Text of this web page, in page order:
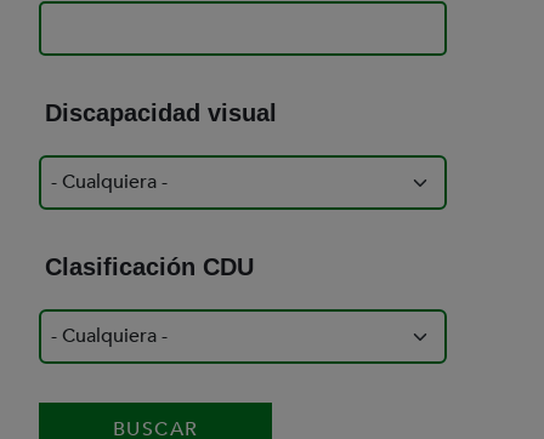
Discapacidad visual
Clasificación CDU